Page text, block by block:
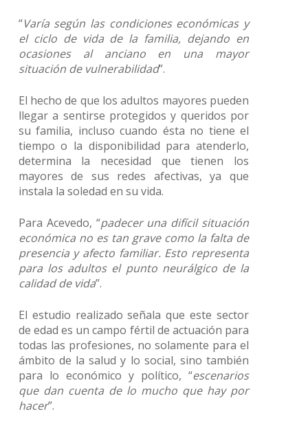
“Varía según las condiciones económicas y
el ciclo de vida de la familia, dejando en
ocasiones al anciano en una mayor
situación de vulnerabilidad”.
El hecho de que los adultos mayores pueden
llegar a sentirse protegidos y queridos por
su familia, incluso cuando ésta no tiene el
tiempo o la disponibilidad para atenderlo,
determina la necesidad que tienen los
mayores de sus redes afectivas, ya que
instala la soledad en su vida.
Para Acevedo, “padecer una difícil situación
económica no es tan grave como la falta de
presencia y afecto familiar. Esto representa
para los adultos el punto neurálgico de la
calidad de vida”.
El estudio realizado señala que este sector
de edad es un campo fértil de actuación para
todas las profesiones, no solamente para el
ámbito de la salud y lo social, sino también
para lo económico y político, “escenarios
que dan cuenta de lo mucho que hay por
hacer”.